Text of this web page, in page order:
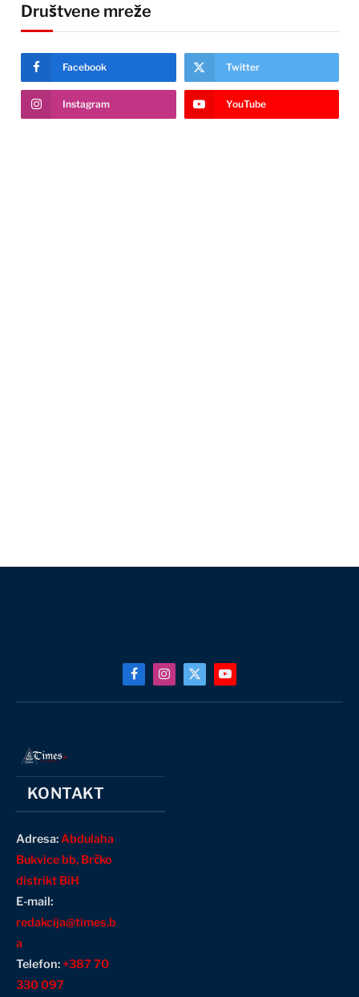
Društvene mreže
Facebook Twitter
Instagram YouTube
FacebookInstagram
X
YouTube
KONTAKT
Adresa:Abdulaha
Bukvice bb, Brčko
distrikt BiH
E-mail:
redakcija@times.b
a
Telefon:+387 70
330 097